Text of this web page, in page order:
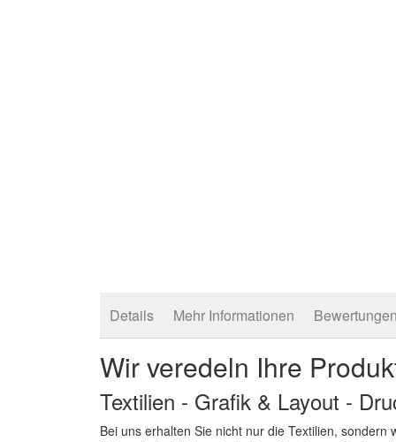
Details Mehr Informationen Bewertungen
Wir veredeln Ihre
Textilien - Grafik & Layout -
Bei uns erhalten Sie nicht nur die Textilien,